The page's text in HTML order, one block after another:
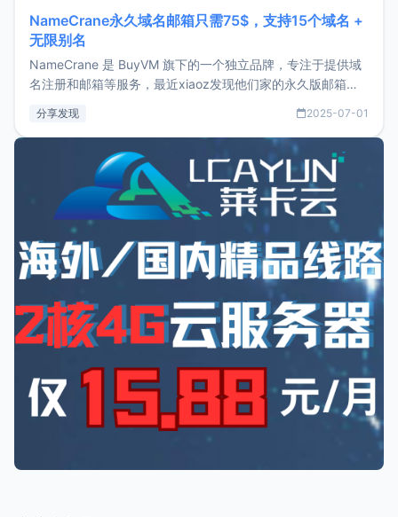
NameCrane永久域名邮箱只需75$，支持15个域名 +
无限别名
NameCrane 是 BuyVM 旗下的一个独立品牌，专注于提供域
名注册和邮箱等服务，最近xiaoz发现他们家的永久版邮箱服
又实惠的域名邮箱，不妨尝试一下 NameCrane。注册
NameCraneNameCrane不支持直接注册，必须要购买
分享发现 2025-07-01